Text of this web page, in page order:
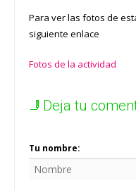
Para ver las fotos de
siguiente enlace
Fotos de la actividad
Deja tu
Tu nombre: